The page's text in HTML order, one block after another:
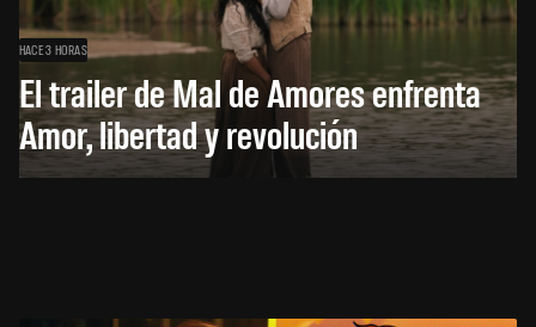
HACE 3 HORAS
El trailer de Mal de Amores enfrenta
Amor, libertad y revolución